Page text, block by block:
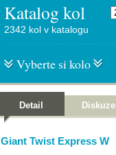
Katalog kol
2342 kol v katalogu
Vyberte si kolo
Detail Diskuze
Giant Twist Express W